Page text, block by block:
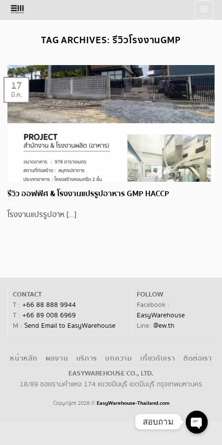
Skip
to
TAG ARCHIVES: รีวิวโรงงานGMP
รีวิว ออฟฟิศ & โรงงานแปรรูปอาหาร GMP HACCP
โรงงานแปรรูปอาห [...]
17
มี.ค.
CONTACT
T : +66 88 888 9944
T : +66 89 008 6969
M : Send Email to EasyWarehouse
FOLLOW
Facebook :
EasyWarehouse
Line: @ew.th
หน้าหลัก ผลงาน บริการ บทความ เกี่ยวกับเรา ติดต่อเรา
EASYWAREHOUSE CO., LTD.
18/89 ซอยรามคำแหง 174 แขวงมีนบุรี เขตมีนบุรี กรุงเทพมหานคร
Copyright 2026 © EasyWarehouse-Thailand.com
สอบถาม